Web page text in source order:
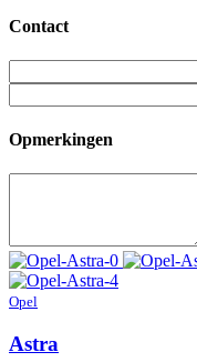
Contact
Opmerkingen
Opel
Astra